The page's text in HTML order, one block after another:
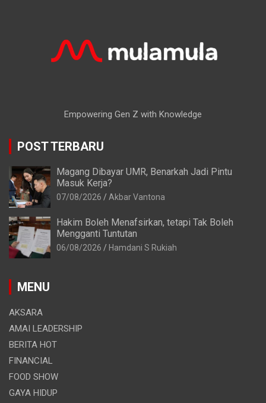
Empowering Gen Z with Knowledge
POST TERBARU
Magang Dibayar UMR, Benarkah Jadi Pintu
Masuk Kerja?
07/08/2026 Akbar Vantona
Hakim Boleh Menafsirkan, tetapi Tak Boleh
Mengganti Tuntutan
06/08/2026 Hamdani S Rukiah
MENU
AKSARA
AMAI LEADERSHIP
BERITA HOT
FINANCIAL
FOOD SHOW
GAYA HIDUP